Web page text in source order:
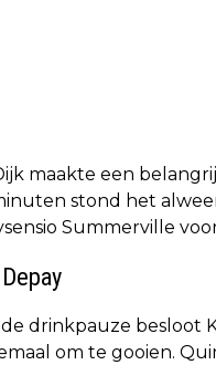
maakte een
stond het alweer
Summerville
drinkpauze besloot
om te gooien.